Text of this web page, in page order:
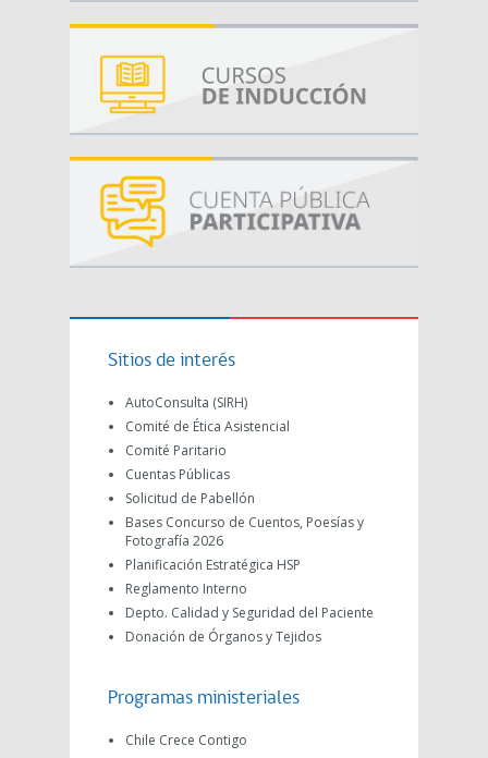
Sitios de interés
AutoConsulta (SIRH)
Comité de Ética Asistencial
Comité Paritario
Cuentas Públicas
Solicitud de Pabellón
Bases Concurso de Cuentos, Poesías y
Fotografía 2026
Planificación Estratégica HSP
Reglamento Interno
Depto. Calidad y Seguridad del Paciente
Donación de Órganos y Tejidos
Programas ministeriales
Chile Crece Contigo